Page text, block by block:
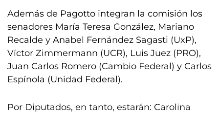
Además de Pagotto integran la comisión los
senadores María Teresa González, Mariano
Recalde y Anabel Fernández Sagasti (UxP),
Víctor Zimmermann (UCR), Luis Juez (PRO),
Juan Carlos Romero (Cambio Federal) y Carlos
Espínola (Unidad Federal).
Por Diputados, en tanto, estarán: Carolina